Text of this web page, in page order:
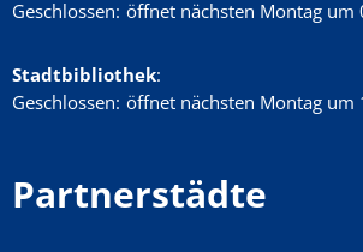
Klicken, um weitere Öffnungs- oder
Geschlossen: öffnet nächsten Montag um
Stadtbibliothek:
Klicken, um weitere Öffnungs- oder
Geschlossen: öffnet nächsten Montag um
Partnerstädte